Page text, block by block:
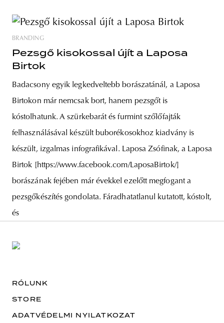
BRANDING
Pezsgő kisokossal újít a Laposa
Birtok
Badacsony egyik legkedveltebb borászatánál, a Laposa
Birtokon már nemcsak bort, hanem pezsgőt is
kóstolhatunk. A szürkebarát és furmint szőlőfajták
felhasználásával készült buborékosokhoz kiadvány is
készült, izgalmas infografikával. Laposa Zsófinak, a Laposa
Birtok [https://www.facebook.com/LaposaBirtok/]
borászának fejében már évekkel ezelőtt megfogant a
pezsgőkészítés gondolata. Fáradhatatlanul kutatott, kóstolt,
és
RÓLUNK
STORE
ADATVÉDELMI NYILATKOZAT